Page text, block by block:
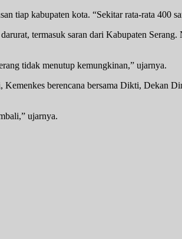
tiap kabupaten kota. “Sekitar rata-rata 400
termasuk saran dari Kabupaten
tidak menutup kemungkinan,” ujarnya.
Kemenkes berencana bersama Dikti, Dekan
ujarnya.